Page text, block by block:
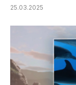
25.03.2025